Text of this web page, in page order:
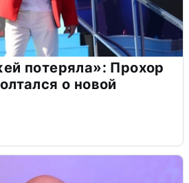
потеряла»: Прохор
о новой